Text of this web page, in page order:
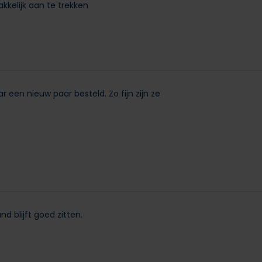
aan te trekken
een nieuw paar besteld. Zo fijn zijn ze
blijft goed zitten.